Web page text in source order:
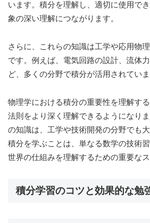
います。積分を理解し、適切に使用で
象の深い理解につながります。
さらに、これらの知識は工学や応用物
です。例えば、電気回路の設計、流体
ど、多くの分野で積分が活用されていま
物理学における積分の重要性を理解す
法則をより深く理解できるようになり
の知識は、工学や技術開発の分野でも大
積分を学ぶことは、単なる数学の技術習
世界の仕組みを理解するための重要なス
積分学習のコツと効果的な勉